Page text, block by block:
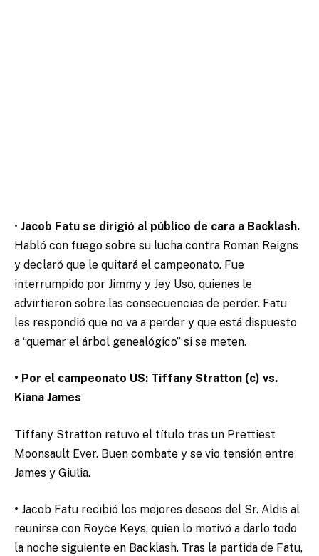
• Jacob Fatu se dirigió al público de cara a Backlash.
Habló con fuego sobre su lucha contra Roman Reigns
y declaró que le quitará el campeonato. Fue
interrumpido por Jimmy y Jey Uso, quienes le
advirtieron sobre las consecuencias de perder. Fatu
les respondió que no va a perder y que está dispuesto
a “quemar el árbol genealógico” si se meten.
• Por el campeonato US: Tiffany Stratton (c) vs.
Kiana James
Tiffany Stratton retuvo el título tras un Prettiest
Moonsault Ever. Buen combate y se vio tensión entre
James y Giulia.
• Jacob Fatu recibió los mejores deseos del Sr. Aldis al
reunirse con Royce Keys, quien lo motivó a darlo todo
la noche siguiente en Backlash. Tras la partida de Fatu,